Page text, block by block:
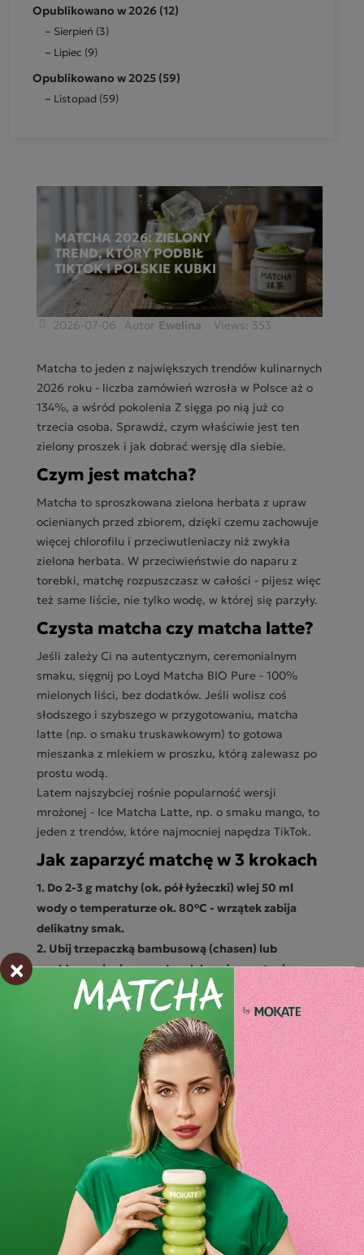
Opublikowano w 2026 (12)
Sierpień (3)
Lipiec (9)
Opublikowano w 2025 (59)
Listopad (59)
MATCHA 2026: ZIELONY
TREND, KTÓRY PODBIŁ
TIKTOK I POLSKIE KUBKI
2026-07-06 Autor Ewelina Views: 353
Matcha to jeden z największych trendów kulinarnych
2026 roku - liczba zamówień wzrosła w Polsce aż o
134%, a wśród pokolenia Z sięga po nią już co
trzecia osoba. Sprawdź, czym właściwie jest ten
zielony proszek i jak dobrać wersję dla siebie.
Czym jest matcha?
Matcha to sproszkowana zielona herbata z upraw
ocienianych przed zbiorem, dzięki czemu zachowuje
więcej chlorofilu i przeciwutleniaczy niż zwykła
zielona herbata. W przeciwieństwie do naparu z
torebki, matchę rozpuszczasz w całości - pijesz więc
też same liście, nie tylko wodę, w której się parzyły.
Czysta matcha czy matcha latte?
Jeśli zależy Ci na autentycznym, ceremonialnym
smaku, sięgnij po Loyd Matcha BIO Pure - 100%
mielonych liści, bez dodatków. Jeśli wolisz coś
słodszego i szybszego w przygotowaniu, matcha
latte (np. o smaku truskawkowym) to gotowa
mieszanka z mlekiem w proszku, którą zalewasz po
prostu wodą.
Latem najszybciej rośnie popularność wersji
mrożonej - Ice Matcha Latte, np. o smaku mango, to
jeden z trendów, które najmocniej napędza TikTok.
Jak zaparzyć matchę w 3 krokach
1.Do 2-3 g matchy (ok. pół łyżeczki) wlej 50 ml
wody o temperaturze ok. 80°C - wrzątek zabija
delikatny smak.
2.Ubij trzepaczką bambusową (chasen) lub
zwykłym spieniaczem do mleka, aż powstanie
gładka, lekko spieniona konsystencja.
Dolej mleko (klasyczne lub roślinne) i lód, jeśli
chcesz wersję mrożoną.
Niezależnie od tego, czy wolisz czysty smak, czy
owocowe warianty, matcha zostaje z nami na dłużej
- to nie chwilowa moda, a nowy stały punkt w menu
miłośników kawy i herbaty.
×